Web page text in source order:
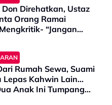
Don Direhatkan, Ustaz
Orang Ramai
“Jangan
Dia Tak Pernah
Rumah Sewa, Suami
Lepas Kahwin Lain…
Anak Ini Tumpang